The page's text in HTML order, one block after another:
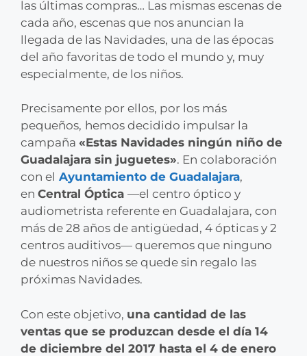
las últimas compras… Las mismas escenas de
cada año, escenas que nos anuncian la
llegada de las Navidades, una de las épocas
del año favoritas de todo el mundo y, muy
especialmente, de los niños.
Precisamente por ellos, por los más
pequeños, hemos decidido impulsar la
campaña «Estas Navidades ningún niño de
Guadalajara sin juguetes». En colaboración
con el Ayuntamiento de Guadalajara,
en Central Óptica —el centro óptico y
audiometrista referente en Guadalajara, con
más de 28 años de antigüedad, 4 ópticas y 2
centros auditivos— queremos que ninguno
de nuestros niños se quede sin regalo las
próximas Navidades.
Con este objetivo, una cantidad de las
ventas que se produzcan desde el día 14
de diciembre del 2017 hasta el 4 de enero